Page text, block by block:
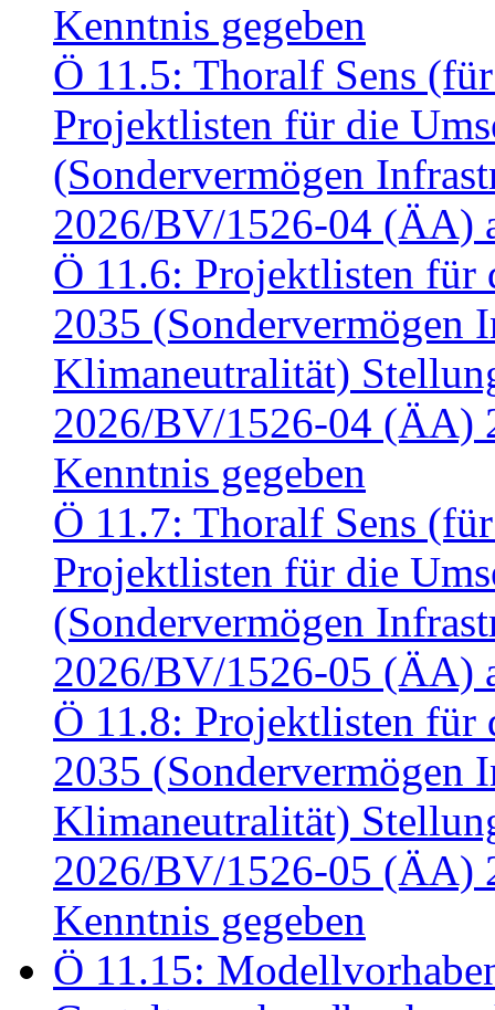
Kenntnis gegeben
Ö 11.5: Thoralf Sens
Projektlisten für die
(Sondervermögen
2026/BV/1526-04 (ÄA)
Ö 11.6: Projektlisten für
2035 (Sondervermögen
Klimaneutralität)
2026/BV/1526-04 (ÄA)
Kenntnis gegeben
Ö 11.7: Thoralf Sens
Projektlisten für die
(Sondervermögen
2026/BV/1526-05 (ÄA)
Ö 11.8: Projektlisten für
2035 (Sondervermögen
Klimaneutralität)
2026/BV/1526-05 (ÄA)
Kenntnis gegeben
Ö 11.15: